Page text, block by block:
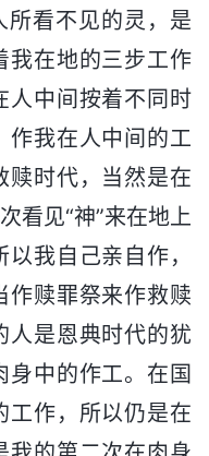
所看不见的灵，是
我在地的三步工作
人中间按着不同时
作我在人中间的工
赎时代，当然是在
看见“神”来在地上
我自己亲自作，
作赎罪祭来作救赎
人是恩典时代的犹
身中的作工。在国
工作，所以仍是在